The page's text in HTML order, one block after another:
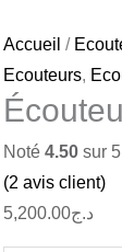
Accueil /
Ecouteurs,
Noté4.50 sur
(2 avis client)
د.ج5,200.00